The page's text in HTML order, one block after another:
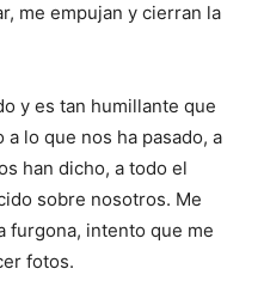
me empujan y cierran la
y es tan humillante que
lo que nos ha pasado, a
han dicho, a todo el
sobre nosotros. Me
furgona, intento que me
fotos.